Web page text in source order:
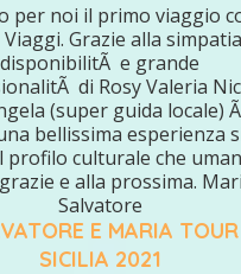
per noi il primo viaggio
Viaggi. Grazie alla simpatia
disponibilitÃ e grande
di Rosy Valeria
(super guida locale)
bellissima esperienza
profilo culturale che
e alla prossima.
Salvatore
E MARIA TOUR
SICILIA 2021